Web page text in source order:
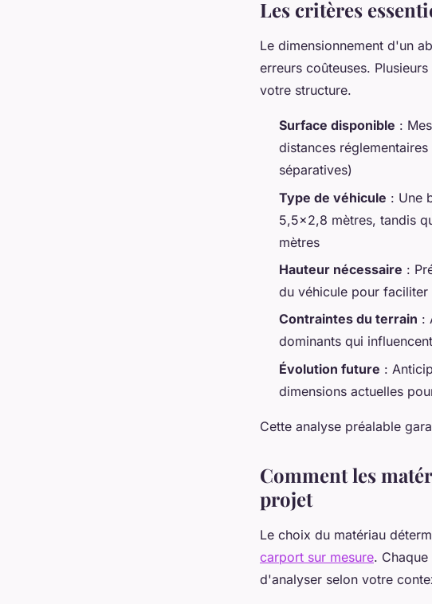
Les critères
Le dimensionnement d'un
erreurs coûteuses.
votre structure.
Surface disponible :
distances
séparatives)
Type de véhicule : Une
5,5×2,8 mètres, tandis
mètres
Hauteur nécessaire :
du véhicule pour
Contraintes du terrain :
dominants qui
Évolution future :
dimensions actuelles
Cette analyse préalable
Comment les
projet
Le choix du matériau
carport sur mesure.
d'analyser selon votre